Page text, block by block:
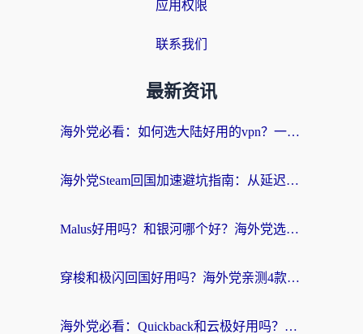
应用权限
联系我们
最新资讯
海外党必看：如何选大陆好用的vpn？一篇解决你的回国访问难题
海外党Steam回国加速避坑指南：从延迟卡顿到无缝畅玩，我踩过的坑和最优解
Malus好用吗？和银河哪个好？海外党选回国加速器的避坑指南（附乌克兰玩国内游戏实测）
穿梭和极闪回国好用吗？海外党亲测4款加速器+1个隐藏宝藏
海外党必看：Quickback和云极好用吗？3招教你选对回国加速器（附PC端VPN实测对比）